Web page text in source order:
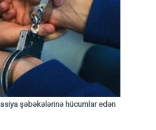
şəbəkələrinə hücumlar edən